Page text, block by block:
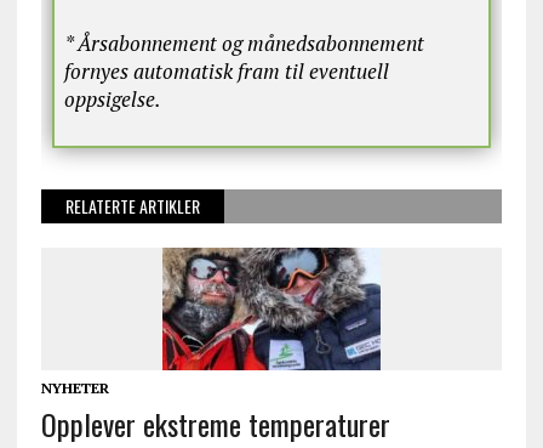
* Årsabonnement og månedsabonnement
fornyes automatisk fram til eventuell
oppsigelse.
RELATERTE ARTIKLER
NYHETER
Opplever ekstreme temperaturer